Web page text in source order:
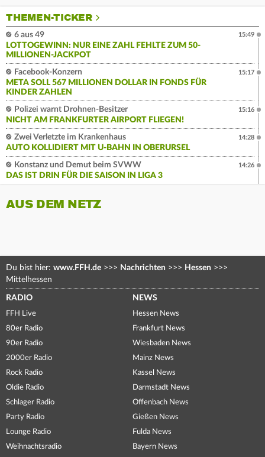
THEMEN-TICKER
6 aus 49
LOTTOGEWINN: NUR EINE ZAHL FEHLTE ZUM 50-
MILLIONEN-JACKPOT
15:49
Facebook-Konzern
META SOLL 567 MILLIONEN DOLLAR IN FONDS FÜR
KINDER ZAHLEN
15:17
Polizei warnt Drohnen-Besitzer
NICHT AM FRANKFURTER AIRPORT FLIEGEN!
15:16
Zwei Verletzte im Krankenhaus
AUTO KOLLIDIERT MIT U-BAHN IN OBERURSEL
14:28
Konstanz und Demut beim SVWW
DAS IST DRIN FÜR DIE SAISON IN LIGA 3
14:26
AUS DEM NETZ
Du bist hier: www.FFH.de >>> Nachrichten >>> Hessen >>>
Mittelhessen
RADIO
FFH Live
80er Radio
90er Radio
2000er Radio
Rock Radio
Oldie Radio
Schlager Radio
Party Radio
Lounge Radio
Weihnachtsradio
NEWS
Hessen News
Frankfurt News
Wiesbaden News
Mainz News
Kassel News
Darmstadt News
Offenbach News
Gießen News
Fulda News
Bayern News